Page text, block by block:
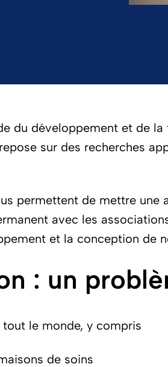
du développement et de
sur des recherches
permettent de mettre
avec les
et la conception de
: un
le monde, y compris
de soins